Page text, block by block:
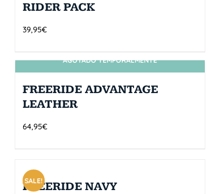
RIDER PACK
39,95€
SIN STOCK
AGOTADO TEMPORALMENTE
FREERIDE ADVANTAGE
LEATHER
64,95€
SALE!
FREERIDE NAVY